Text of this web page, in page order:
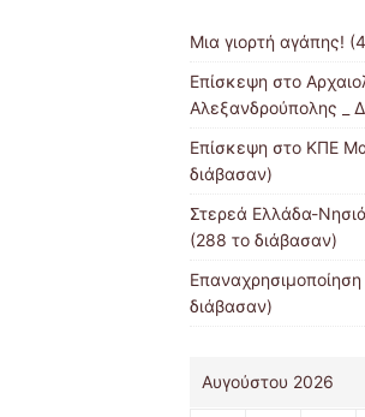
Μια γιορτή αγάπης!
Επίσκεψη στο
Αλεξανδρούπολης _
Επίσκεψη στο ΚΠΕ
διάβασαν)
Στερεά Ελλάδα-
(288 το διάβασαν)
διάβασαν)
Αυγούστου 2026